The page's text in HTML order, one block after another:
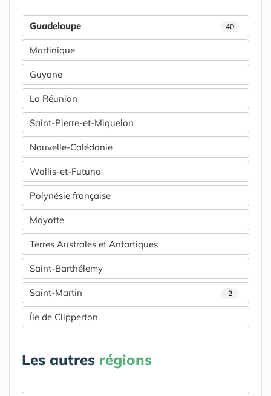
Guadeloupe 40
Martinique
Guyane
La Réunion
Saint-Pierre-et-Miquelon
Nouvelle-Calédonie
Wallis-et-Futuna
Polynésie française
Mayotte
Terres Australes et Antartiques
Saint-Barthélemy
Saint-Martin 2
Île de Clipperton
Les autres régions